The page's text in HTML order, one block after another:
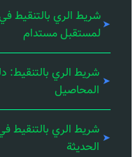
شريط الري بالتنقيط
لمستقبل مستدام
شريط الري بالتنقيط:
المحاصيل
شريط الري بالتنقيط
الحديثة